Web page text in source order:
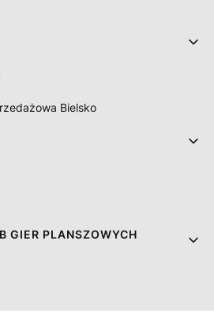
Bielsko
GIER PLANSZOWYCH